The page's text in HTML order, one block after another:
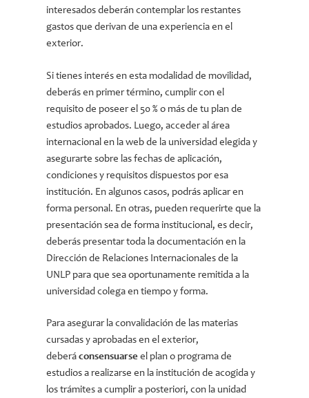
interesados deberán contemplar los restantes
gastos que derivan de una experiencia en el
exterior.
Si tienes interés en esta modalidad de movilidad,
deberás en primer término, cumplir con el
requisito de poseer el 50 % o más de tu plan de
estudios aprobados. Luego, acceder al área
internacional en la web de la universidad elegida y
asegurarte sobre las fechas de aplicación,
condiciones y requisitos dispuestos por esa
institución. En algunos casos, podrás aplicar en
forma personal. En otras, pueden requerirte que la
presentación sea de forma institucional, es decir,
deberás presentar toda la documentación en la
Dirección de Relaciones Internacionales de la
UNLP para que sea oportunamente remitida a la
universidad colega en tiempo y forma.
Para asegurar la convalidación de las materias
cursadas y aprobadas en el exterior,
deberáconsensuarseel plan o programa de
estudios a realizarse en la institución de acogida y
los trámites a cumplir a posteriori, con la unidad